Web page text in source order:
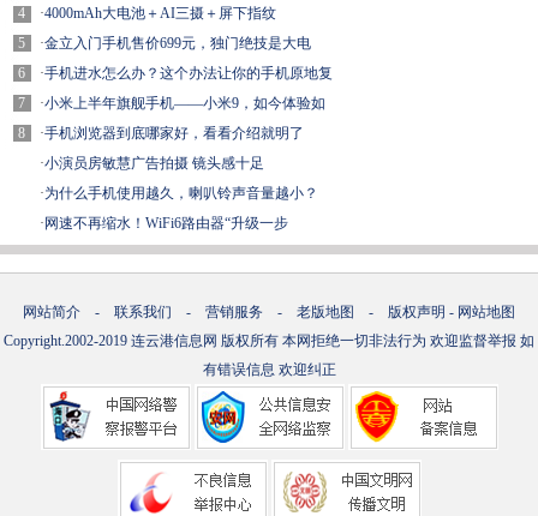
4
5
6
7
8
·4000mAh大电池＋AI三摄＋屏下指纹
·金立入门手机售价699元，独门绝技是大电
·手机进水怎么办？这个办法让你的手机原地复
·小米上半年旗舰手机——小米9，如今体验如
·手机浏览器到底哪家好，看看介绍就明了
·小演员房敏慧广告拍摄 镜头感十足
·为什么手机使用越久，喇叭铃声音量越小？
· 网速不再缩水！WiFi6路由器“升级一步
网站简介 - 联系我们 - 营销服务 - 老版地图 - 版权声明 - 网站地图
Copyright.2002-2019 连云港信息网 版权所有 本网拒绝一切非法行为 欢迎监督举报 如
有错误信息 欢迎纠正